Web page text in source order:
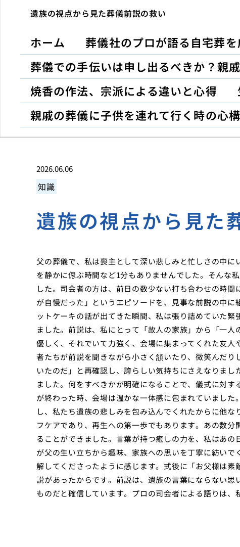
遺族の視点から見た葬儀前説の救い
ホーム 葬儀社のプロが語る自宅葬
葬儀での手伝いは申し出るべきか？親
焼香の作法、宗派による違いと心得
親戚の葬儀に子供を連れて行く時の心
2026.06.06
知識
遺族の視点から見た
父の葬儀で、私は喪主として深い悲しみと忙しさの中
を静かに偲ぶ時間など1分もありませんでした。そんな
した。司会者の方は、前日の数少ない打ち合わせの時
が自慢だった」というエピソードを、見事な前説の中
ットケーキの話が出てきた瞬間、私は張り詰めていた
ました。前説は、私にとって「故人の家族」から「一
優しく、それでいて力強く、会場に集まってくれた友
者たちが前説を聞きながら小さく頷いたり、微笑んだ
いたのだ」と再確認し、誇らしい気持ちにさえなりま
ました。何をすべきかが明確になることで、儀式に対
が終わった時、会場は温かな一体感に包まれていまし
し、私たち遺族の悲しみを包み込んでくれたからに他
フケアであり、再生への第一歩でもあります。あの数
ることができました。言葉が持つ癒しの力を、私はあ
が父の生い立ちから趣味、家族への思いを丁寧に紡い
解してくださったように感じます。式後に「お父様は
説があったからです。前説は、遺族の言葉にならない
ものだと確信しています。プロの司会者による語りは、